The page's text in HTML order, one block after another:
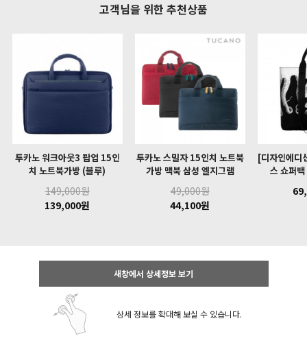
고객님을 위한 추천상품
투카노 워크아웃3 팝업 15인
치 노트북가방 (블루)
149,000원
139,000원
투카노 스밀자 15인치 노트북
가방 맥북 삼성 엘지그램
49,000원
44,100원
[디자인에디
스 쇼퍼
새창에서 상세정보 보기
상세 정보를 확대해 보실 수 있습니다.